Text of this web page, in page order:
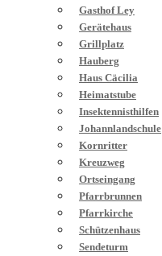
Gasthof Ley
Gerätehaus
Grillplatz
Hauberg
Haus Cäcilia
Heimatstube
Insektennisthilfen
Johannlandschule
Kornritter
Kreuzweg
Ortseingang
Pfarrbrunnen
Pfarrkirche
Schützenhaus
Sendeturm